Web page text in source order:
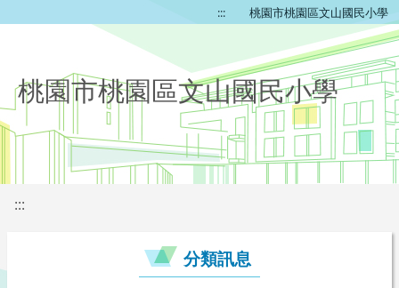
::: 桃園市桃園區文山國民小學
桃園市桃園區文山國民小學
:::
分類訊息